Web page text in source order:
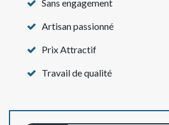
Sans engagement
Artisan passionné
Prix Attractif
Travail de qualité